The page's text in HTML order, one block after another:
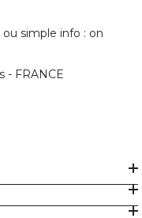
simple info : on
- FRANCE